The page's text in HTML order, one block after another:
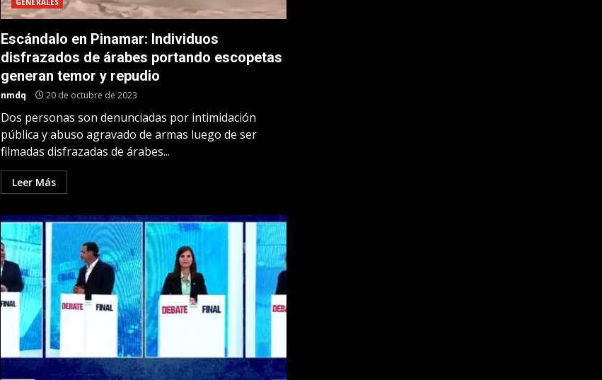
GENERALES
Escándalo en Pinamar: Individuos
disfrazados de árabes portando escopetas
generan temor y repudio
nmdq 20 de octubre de 2023
Dos personas son denunciadas por intimidación
pública y abuso agravado de armas luego de ser
filmadas disfrazadas de árabes...
Leer Más